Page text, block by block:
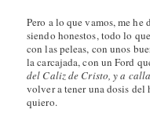
Pero a lo que vamos, me he
siendo honestos, todo lo
con las peleas, con unos
la carcajada, con un Ford
del Caliz de Cristo, y a
volver a tener una dosis del
quiero.